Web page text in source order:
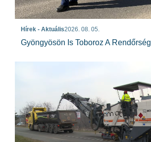
Hírek - Aktuális2026. 08. 05.
Gyöngyösön Is Toboroz A Rendőrség